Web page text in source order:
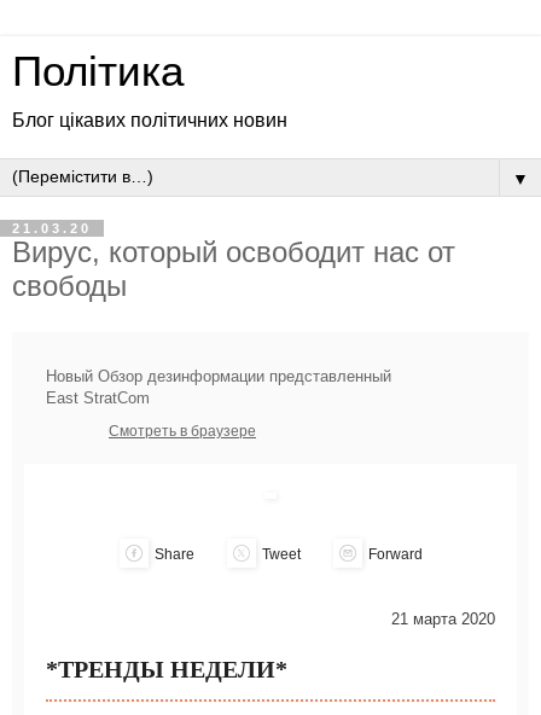
Політика
Блог цікавих політичних новин
▼
21.03.20
Вирус, который освободит нас от
свободы
Новый Обзор дезинформации представленный
East StratCom
Смотреть в браузере
Share Tweet Forward
21 марта 2020
*ТРЕНДЫ НЕДЕЛИ*